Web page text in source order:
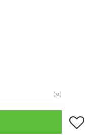
st
Lägg